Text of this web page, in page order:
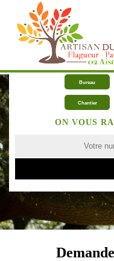
Bureau
Chantier
ON VOUS